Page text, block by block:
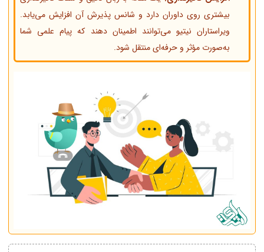
بیشتری روی داوران دارد و شانس پذیرش آن افزایش می‌یابد.
ویراستاران نیتیو می‌توانند اطمینان دهند که پیام علمی شما
به‌صورت مؤثر و حرفه‌ای منتقل شود.